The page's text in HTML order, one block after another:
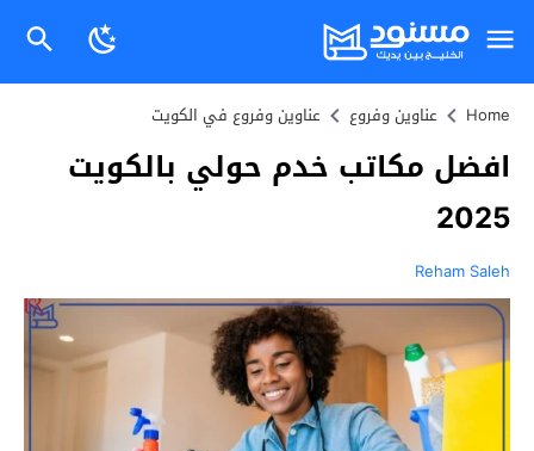
Home عناوين وفروع عناوين وفروع في الكويت
افضل مكاتب خدم حولي بالكويت
2025
Reham Saleh